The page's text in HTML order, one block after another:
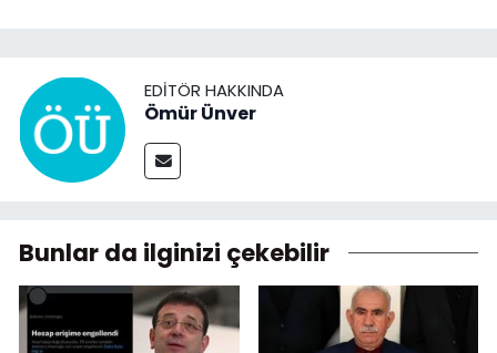
EDITÖR HAKKINDA
Ömür Ünver
Bunlar da ilginizi çekebilir